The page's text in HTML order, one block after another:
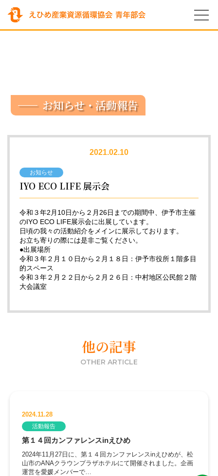
お知らせ・活動報告
2021.02.10
お知らせ
IYO ECO LIFE 展示会
令和３年2月10日から２月26日までの期間中、伊予市主催
のIYO ECO LIFE展示会に出展しています。
日頃の我々の活動紹介をメインに展示しております。
お立ち寄りの際には是非ご覧ください。
●出展場所
令和３年２月１０日から２月１８日：伊予市役所１階多目
的スペース
令和３年２月２２日から２月２６日：中村地区公民館２階
大会議室
他の記事
OTHER ARTICLE
2024.11.28
活動報告
第１４回カンファレンスinえひめ
2024年11月27日に、第１４回カンファレンスinえひめが、松
山市のANAクラウンプラザホテルにて開催されました。企画
運営を愛媛メンバーで…